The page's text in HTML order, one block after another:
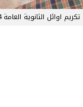
تكريم اوائل الثانوية العامة 2024